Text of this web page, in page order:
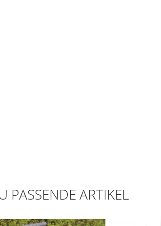
PASSENDE ARTIKEL